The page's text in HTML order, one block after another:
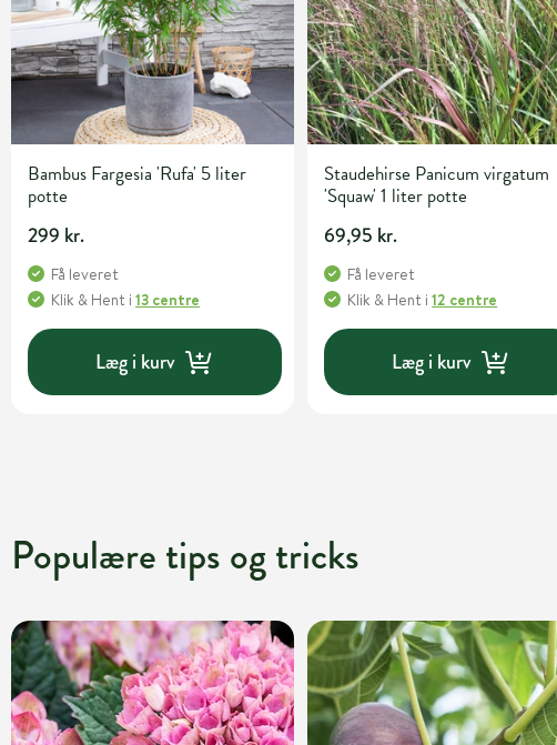
Bambus Fargesia 'Rufa' 5 liter
potte
299 kr.
Få leveret
Klik & Hent i 13 centre
Læg i kurv
Staudehirse Panicum virgatum
'Squaw' 1 liter potte
69,95 kr.
Få leveret
Klik & Hent i12 centre
Læg i kurv
Populære tips og tricks